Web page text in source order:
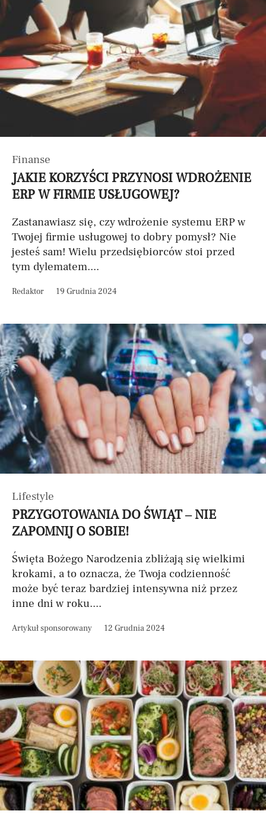
Finanse
JAKIE KORZYŚCI PRZYNOSI WDROŻENIE
ERP W FIRMIE USŁUGOWEJ?
Zastanawiasz się, czy wdrożenie systemu ERP w
Twojej firmie usługowej to dobry pomysł? Nie
jesteś sam! Wielu przedsiębiorców stoi przed
tym dylematem....
Redaktor 19 Grudnia 2024
Lifestyle
PRZYGOTOWANIA DO ŚWIĄT – NIE
ZAPOMNIJ O SOBIE!
Święta Bożego Narodzenia zbliżają się wielkimi
krokami, a to oznacza, że Twoja codzienność
może być teraz bardziej intensywna niż przez
inne dni w roku....
Artykuł sponsorowany 12 Grudnia 2024